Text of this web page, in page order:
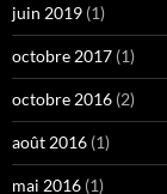
juin 2019 (1)
octobre 2017 (1)
octobre 2016 (2)
août 2016 (1)
mai 2016 (1)